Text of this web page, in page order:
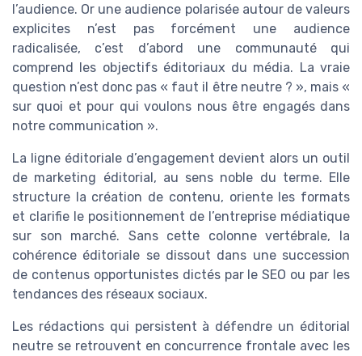
l’audience. Or une audience polarisée autour de valeurs
explicites n’est pas forcément une audience
radicalisée, c’est d’abord une communauté qui
comprend les objectifs éditoriaux du média. La vraie
question n’est donc pas « faut il être neutre ? », mais «
sur quoi et pour qui voulons nous être engagés dans
notre communication ».
La ligne éditoriale d’engagement devient alors un outil
de marketing éditorial, au sens noble du terme. Elle
structure la création de contenu, oriente les formats
et clarifie le positionnement de l’entreprise médiatique
sur son marché. Sans cette colonne vertébrale, la
cohérence éditoriale se dissout dans une succession
de contenus opportunistes dictés par le SEO ou par les
tendances des réseaux sociaux.
Les rédactions qui persistent à défendre un éditorial
neutre se retrouvent en concurrence frontale avec les